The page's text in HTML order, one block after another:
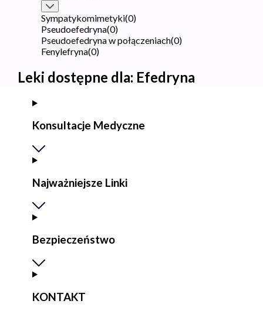
Sympatykomimetyki(0)
Pseudoefedryna(0)
Pseudoefedryna w połączeniach(0)
Fenylefryna(0)
Leki dostępne dla: Efedryna
Konsultacje Medyczne
Najważniejsze Linki
Bezpieczeństwo
KONTAKT